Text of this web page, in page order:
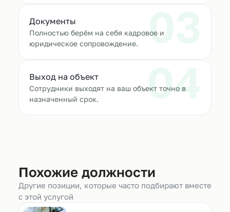
03
Документы
Полностью берём на себя кадровое и
юридическое сопровождение.
04
Выход на объект
Сотрудники выходят на ваш объект точно в
назначенный срок.
Похожие должности
Другие позиции, которые часто подбирают вместе
с этой услугой